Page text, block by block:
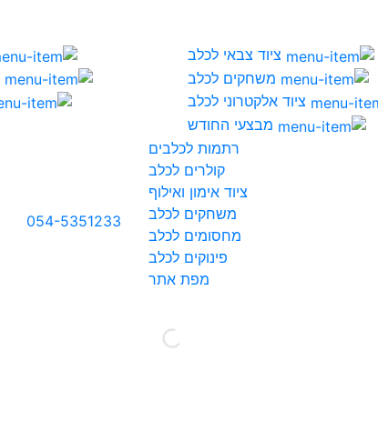
ציוד צבאי לכלב
משחקים לכלב
ציוד אלקטרוני לכלב
מבצעי החודש
רתמות לכלבים
קולרים לכלב
ציוד אימון ואילוף
משחקים לכלב
מחסומים לכלב
פינוקים לכלב
מפת אתר
054-5351233